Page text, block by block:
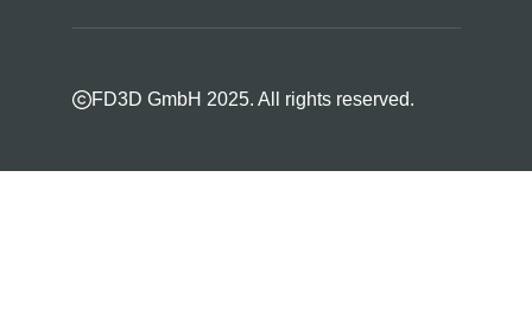
FD3D GmbH 2025. All rights reserved.